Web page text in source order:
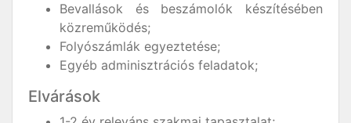
Bevallások és beszámolók készítésében
közreműködés;
Folyószámlák egyeztetése;
Egyéb adminisztrációs feladatok;
Elvárások